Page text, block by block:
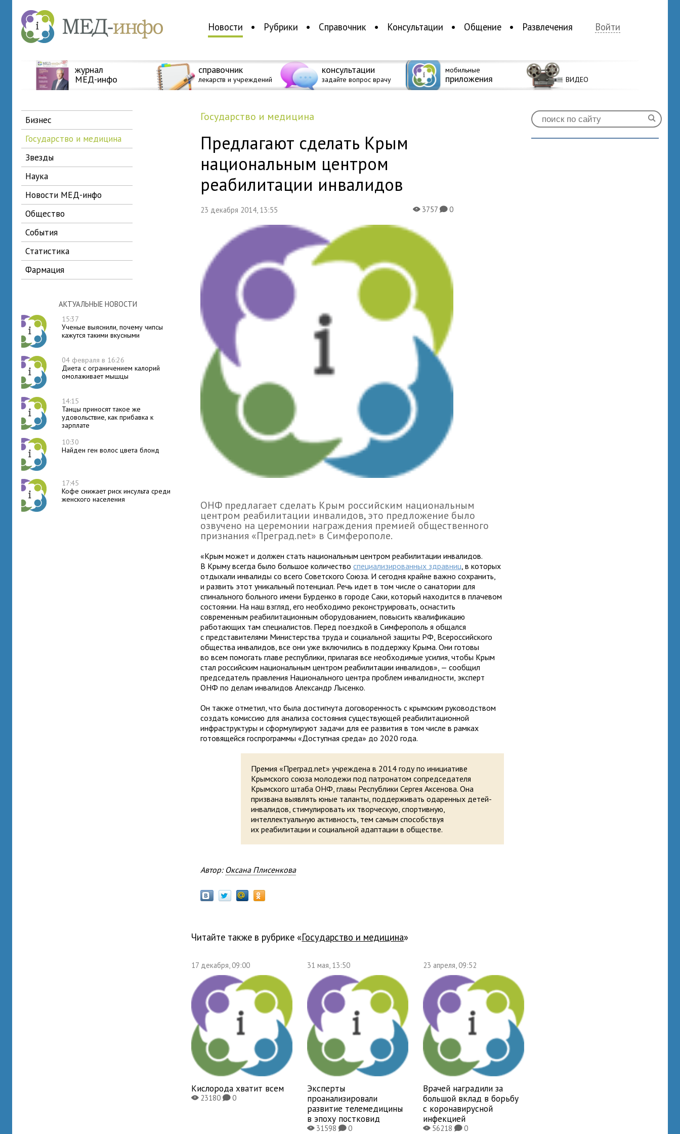
Новости Рубрики Справочник Консультации Общение Развлечения Войти
журнал
МЕД-инфо
справочник
лекарств и учреждений
консультации
задайте вопрос врачу
мобильные
приложения ВИДЕО
бизнес
государство и медицина
звезды
наука
новости МЕД-инфо
общество
события
статистика
фармация
АКТУАЛЬНЫЕ НОВОСТИ
15:37
Ученые выяснили, почему чипсы
кажутся такими вкусными
04 февраля в 16:26
Диета с ограничением калорий
омолаживает мышцы
14:15
Танцы приносят такое же
удовольствие, как прибавка к
зарплате
10:30
Найден ген волос цвета блонд
17:45
Кофе снижает риск инсульта среди
женского населения
государство и медицина
Предлагают сделать Крым
национальным центром
реабилитации инвалидов
23 декабря 2014, 13:55 X3757K0
ОНФ предлагает сделать Крым российским национальным
центром реабилитации инвалидов, это предложение было
озвучено на церемонии награждения премией общественного
признания «Преград.net» в Симферополе.
«Крым может и должен стать национальным центром реабилитации инвалидов.
В Крыму всегда было большое количествоспециализированных здравниц, в которых
отдыхали инвалиды со всего Советского Союза. И сегодня крайне важно сохранить,
и развить этот уникальный потенциал. Речь идет в том числе о санатории для
спинального больного имени Бурденко в городе Саки, который находится в плачевом
состоянии. На наш взгляд, его необходимо реконструировать, оснастить
современным реабилитационным оборудованием, повысить квалификацию
работающих там специалистов. Перед поездкой в Симферополь я общался
с представителями Министерства труда и социальной защиты РФ, Всероссийского
общества инвалидов, все они уже включились в поддержку Крыма. Они готовы
во всем помогать главе республики, прилагая все необходимые усилия, чтобы Крым
стал российским национальным центром реабилитации инвалидов», — сообщил
председатель правления Национального центра проблем инвалидности, эксперт
ОНФ по делам инвалидов Александр Лысенко.
Он также отметил, что была достигнута договоренность с крымским руководством
создать комиссию для анализа состояния существующей реабилитационной
инфраструктуры и сформулируют задачи для ее развития в том числе в рамках
готовящейся госпрограммы «Доступная среда» до 2020 года.
Премия «Преград.net» учреждена в 2014 году по инициативе
Крымского союза молодежи под патронатом сопредседателя
Крымского штаба ОНФ, главы Республики Сергея Аксенова. Она
призвана выявлять юные таланты, поддерживать одаренных детей-
инвалидов, стимулировать их творческую, спортивную,
интеллектуальную активность, тем самым способствуя
их реабилитации и социальной адаптации в обществе.
Автор: Оксана Плисенкова
Читайте также в рубрике « государство и медицина»
17 декабря, 09:00
Кислорода хватит всем
X23180K0
31 мая, 13:50
Эксперты
проанализировали
развитие телемедицины
в эпоху постковид
X31598K0
23 апреля, 09:52
Врачей наградили за
большой вклад в борьбу
с коронавирусной
инфекцией
X56218K0